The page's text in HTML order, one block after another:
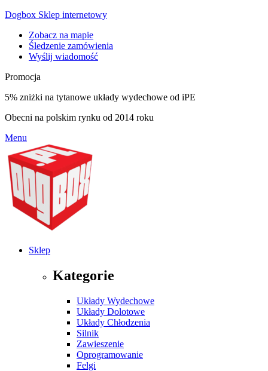
Dogbox Sklep internetowy
Zobacz na mapie
Śledzenie zamówienia
Wyślij wiadomość
Promocja
5% zniżki na tytanowe układy wydechowe od iPE
Obecni na polskim rynku od 2014 roku
Menu
Sklep
Kategorie
Układy Wydechowe
Układy Dolotowe
Układy Chłodzenia
Silnik
Zawieszenie
Oprogramowanie
Felgi